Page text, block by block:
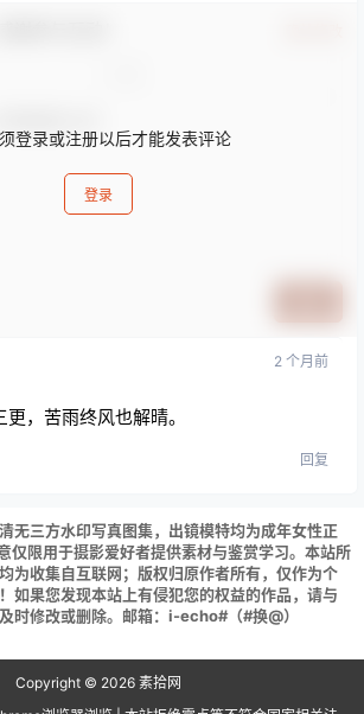
登录或注册以后才能发表评论
登录
2 个月前
，苦雨终风也解晴。
回复
无三方水印写真图集，出镜模特均为成年女性正
仅限用于摄影爱好者提供素材与鉴赏学习。本站所
为收集自互联网；版权归原作者所有，仅作为个
如果您发现本站上有侵犯您的权益的作品，请与
时修改或删除。邮箱：i-echo#（#换@）
Copyright © 2026 素拾网